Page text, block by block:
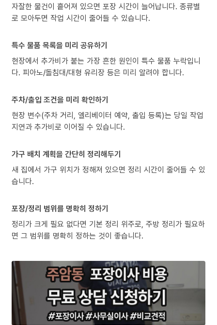
자잘한 물건이 흩어져 있으면 포장 시간이 늘어납니다. 종류별
로 모아두면 작업 시간이 줄어들 수 있습니다.
특수 물품 목록을 미리 공유하기
현장에서 추가비가 붙는 가장 흔한 원인이 특수 물품 누락입니
다. 피아노/돌침대/대형 유리장 등은 미리 알려야 합니다.
주차/출입 조건을 미리 확인하기
현장 변수(주차 거리, 엘리베이터 예약, 출입 등록)는 당일 작업
지연과 추가비로 이어질 수 있습니다.
가구 배치 계획을 간단히 정리해두기
새 집에서 가구 위치가 정해져 있으면 정리 시간이 줄어들 수 있
습니다.
포장/정리 범위를 명확히 정하기
정리가 크게 필요 없다면 기본 정리 위주로, 주방 정리가 필요하
면 그 범위를 명확히 정하는 것이 좋습니다.